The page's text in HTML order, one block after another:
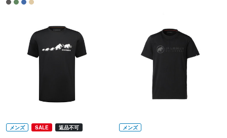
メンズ SALE 返品不可 メンズ